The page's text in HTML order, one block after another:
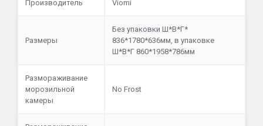
Производитель Viomi
Размеры
Без упаковки Ш*В*Г*
836*1780*636мм, в упаковке
Ш*В*Г 860*1958*786мм
Размораживание
морозильной
камеры
No Frost